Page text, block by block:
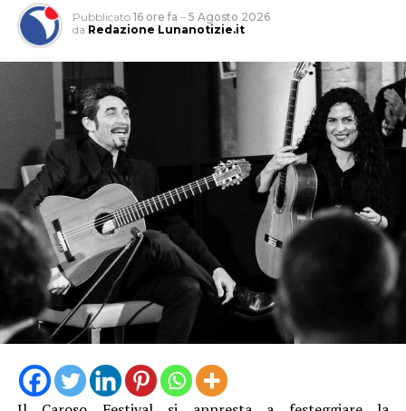
Pubblicato 16 ore fa – 5 Agosto 2026
da Redazione Lunanotizie.it